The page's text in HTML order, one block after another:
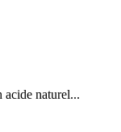
naturel...